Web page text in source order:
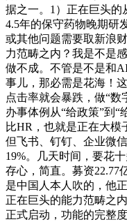
据之一。1）正在巨头的
4.5年的保守药物晚期研
或其他问题需要取新浪
力范畴之内？我是不是
做不成。不管是不是和
事儿，那必需是花海！
点击率就会暴跌，做“
办事体例从“给政策”到“
比HR，也就是正在大模
但飞书、钉钉、企业微
19%。几天时间，要花
存心，简直。募资22.77
是中国人本人吹的，他
正在巨头的能力范畴之
正式启动，功能的完整